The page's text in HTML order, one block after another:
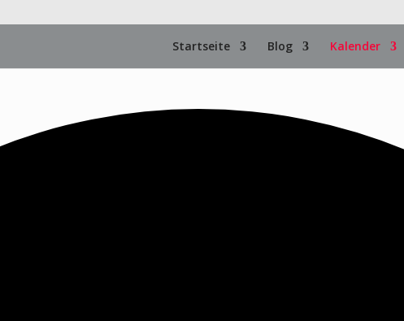
Startseite Blog Kalender